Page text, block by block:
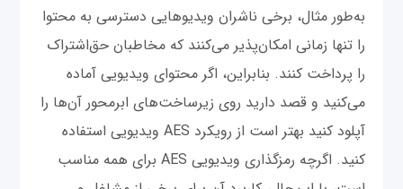
به‌طور مثال، برخی ناشران ویدیوهایی دسترسی به محتوا
را تنها زمانی امکان‌پذیر می‌کنند که مخاطبان حق‌اشتراک
را پرداخت کنند. بنابراین، اگر محتوای ویدیویی آماده
می‌کنید و قصد دارید روی زیرساخت‌های ابرمحور آن‌ها را
آپلود کنید بهتر است از رویکرد AES ویدیویی استفاده
کنید. اگرچه رمزگذاری ویدیویی AES برای همه مناسب